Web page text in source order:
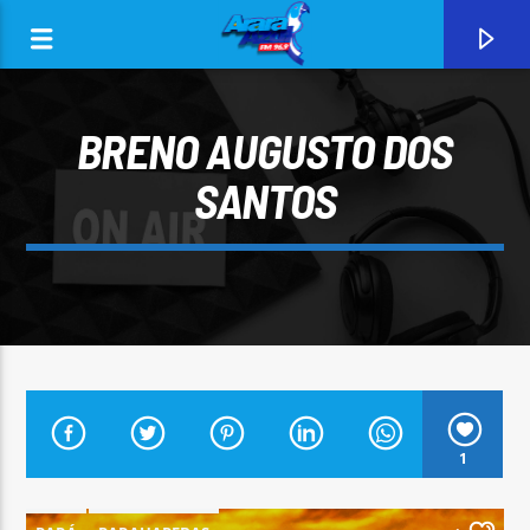
CURRENT TRACK
ARARA AZUL FM 96,9
BRENO AUGUSTO DOS
SANTOS
1